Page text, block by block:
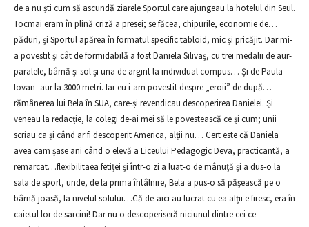
de a nu ști cum să ascundă ziarele Sportul care ajungeau la hotelul din Seul.
Tocmai eram în plină criză a presei; se făcea, chipurile, economie de…
păduri, și Sportul apărea în formatul specific tabloid, mic și pricăjit. Dar mi-
a povestit și cât de formidabilă a fost Daniela Silivaș, cu trei medalii de aur-
paralele, bârnă și sol și una de argint la individual compus… Și de Paula
Iovan- aur la 3000 metri. Iar eu i-am povestit despre „eroii” de după…
rămânerea lui Bela în SUA, care-și revendicau descoperirea Danielei. Și
veneau la redacție, la colegi de-ai mei să le povestească ce și cum; unii
scriau ca și când ar fi descoperit America, alții nu… Cert este că Daniela
avea cam șase ani când o elevă a Liceului Pedagogic Deva, practicantă, a
remarcat…flexibilitaea fetiței și într-o zi a luat-o de mânuță și a dus-o la
sala de sport, unde, de la prima întâlnire, Bela a pus-o să pășească pe o
bârnă joasă, la nivelul solului…Că de-aici au lucrat cu ea alții e firesc, era în
caietul lor de sarcini! Dar nu o descoperiseră niciunul dintre cei ce